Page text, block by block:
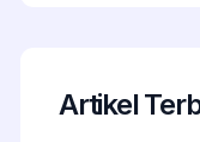
Artikel